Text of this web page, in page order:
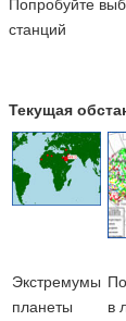
Попробуйте
станций
Текущая
Экстремумы
планеты
в